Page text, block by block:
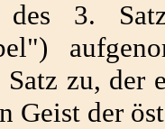
des 3.
zu, der
Geist der